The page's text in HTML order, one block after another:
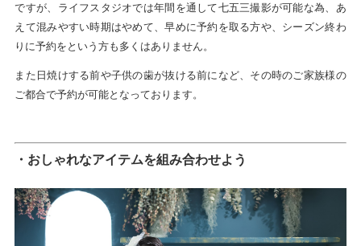
ですが、ライフスタジオでは年間を通して七五三撮影が可能な為、あ
えて混みやすい時期はやめて、早めに予約を取る方や、シーズン終わ
りに予約をという方も多くはありません。
また日焼けする前や子供の歯が抜ける前になど、その時のご家族様の
ご都合で予約が可能となっております。
・おしゃれなアイテムを組み合わせよう